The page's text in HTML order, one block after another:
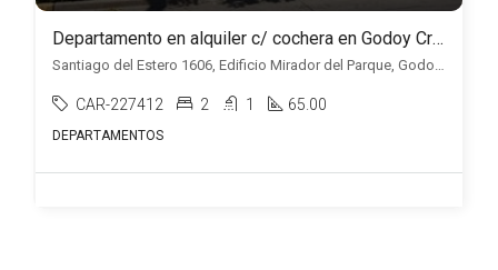
Departamento en alquiler c/ cochera en Godoy Cruz
Santiago del Estero 1606, Edificio Mirador del Parque, Godoy Cruz, Godoy Cruz
CAR-227412 2 1 65.00
DEPARTAMENTOS